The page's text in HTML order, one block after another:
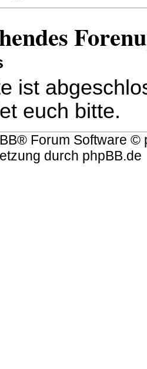
ist
euch bitte.
® Forum Software ©
durch phpBB.de